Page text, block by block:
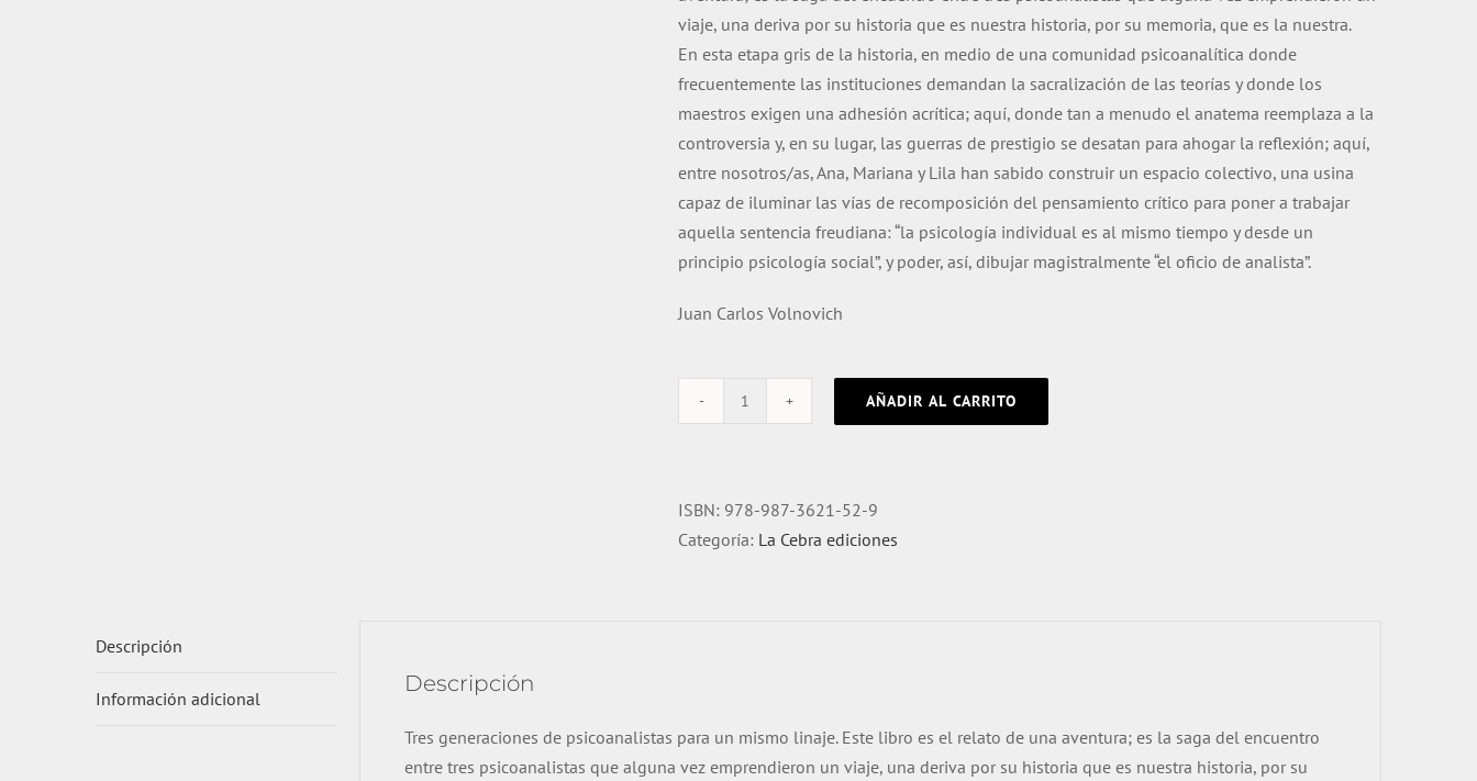
viaje, una deriva por su historia que es nuestra historia, por su memoria, que es la nuestra.
En esta etapa gris de la historia, en medio de una co­munidad psicoanalítica donde
frecuentemente las institu­ciones demandan la sacralización de las teorías y donde los
maestros exigen una adhesión acrítica; aquí, donde tan a menudo el anatema reemplaza a la
controversia y, en su lugar, las guerras de prestigio se desatan para ahogar la reflexión; aquí,
entre nosotros/as, Ana, Mariana y Lila han sabido construir un espacio colectivo, una usina
capaz de iluminar las vías de recomposición del pensamiento crítico para poner a trabajar
aquella sentencia freudiana: “la psicología individual es al mismo tiempo y desde un
principio psicología social”, y poder, así, dibujar magistralmente “el oficio de analista”.
Juan Carlos Volnovich
Trauma
El
oficio
AÑADIR AL CARRITO
ISBN: 978-987-3621-52-9
Categoría: La Cebra ediciones
Descripción
Información adicional
Descripción
Tres generaciones de psicoanalistas para un mismo linaje. Este libro es el relato de una aventura; es la saga del encuentro
entre tres psicoanalistas que alguna vez emprendieron un viaje, una deriva por su historia que es nuestra historia, por su